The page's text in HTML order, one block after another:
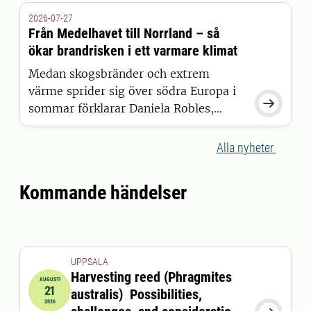

2026-07-27
Från Medelhavet till Norrland – så
ökar brandrisken i ett varmare klimat
Medan skogsbränder och extrem
värme sprider sig över södra Europa i
sommar förklarar Daniela Robles,
postdoktor vid SLU, varför den här
typen av händelser blir allt vanligare,Alla nyheter
Kommande händelser
2026-08-21 09:00:00
AUGUSTI
21
2026
UPPSALA
Harvesting reed (Phragmites
australis) Possibilities,